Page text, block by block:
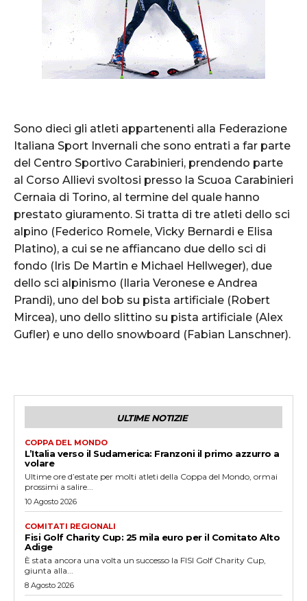
Sono dieci gli atleti appartenenti alla Federazione
Italiana Sport Invernali che sono entrati a far parte
del Centro Sportivo Carabinieri, prendendo parte
al Corso Allievi svoltosi presso la Scuoa Carabinieri
Cernaia di Torino, al termine del quale hanno
prestato giuramento. Si tratta di tre atleti dello sci
alpino (Federico Romele, Vicky Bernardi e Elisa
Platino), a cui se ne affiancano due dello sci di
fondo (Iris De Martin e Michael Hellweger), due
dello sci alpinismo (Ilaria Veronese e Andrea
Prandi), uno del bob su pista artificiale (Robert
Mircea), uno dello slittino su pista artificiale (Alex
Gufler) e uno dello snowboard (Fabian Lanschner).
ULTIME NOTIZIE
COPPA DEL MONDO
L’Italia verso il Sudamerica: Franzoni il primo azzurro a
volare
Ultime ore d’estate per molti atleti della Coppa del Mondo, ormai
prossimi a salire...
10 Agosto 2026
COMITATI REGIONALI
Fisi Golf Charity Cup: 25 mila euro per il Comitato Alto
Adige
È stata ancora una volta un successo la FISI Golf Charity Cup,
giunta alla...
8 Agosto 2026